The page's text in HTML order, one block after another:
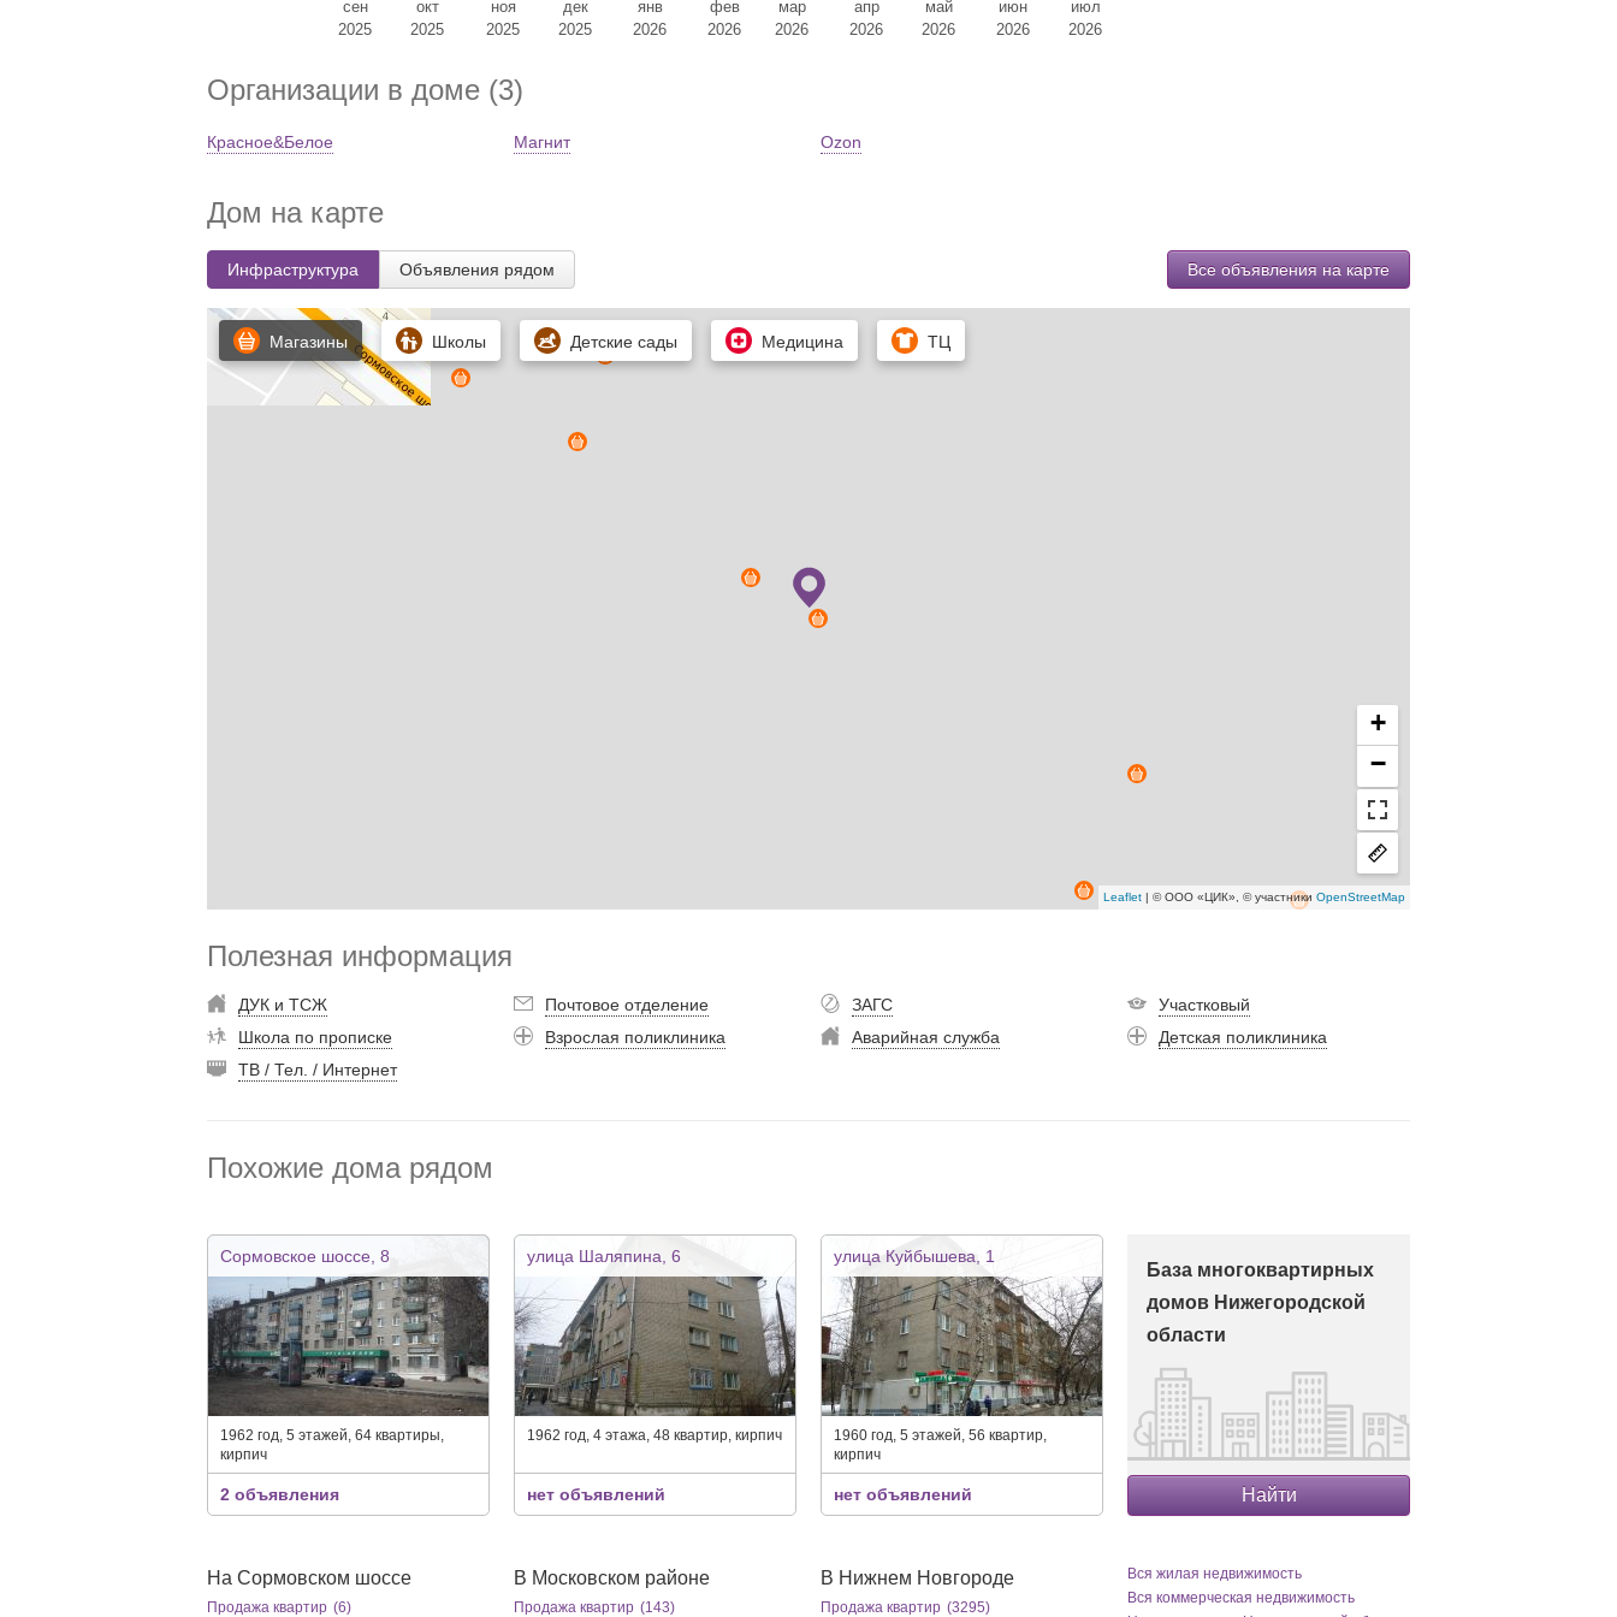
сен
2025
окт
2025
ноя
2025
дек
2025
янв
2026
фев
2026
мар
2026
апр
2026
май
2026
июн
2026
июл
2026
Организации в доме (3)
Красное&Белое Магнит Ozon
Дом на карте
Инфраструктура Объявления рядом Все объявления на карте
Магазины Школы Детские сады Медицина ТЦ
+
−
Leaflet | © ООО «ЦИК», © участники OpenStreetMap
Полезная информация
ДУК и ТСЖ Почтовое отделение ЗАГС
Участковый
Школа по прописке
Взрослая поликлиника Аварийная служба
Детская поликлиника
ТВ / Тел. / Интернет
Похожие дома рядом
Сормовское шоссе, 8
1962 год, 5 этажей, 64 квартиры,
кирпич
2 объявления
улица Шаляпина, 6
1962 год, 4 этажа, 48 квартир, кирпич
нет объявлений
улица Куйбышева, 1
1960 год, 5 этажей, 56 квартир,
кирпич
нет объявлений
База многоквартирных
домов Нижегородской
области
Найти
На Сормовском шоссе
Продажа квартир (6)
В Московском районе
Продажа квартир (143)
В Нижнем Новгороде
Продажа квартир (3295)
Вся жилая недвижимость
Вся коммерческая недвижимость